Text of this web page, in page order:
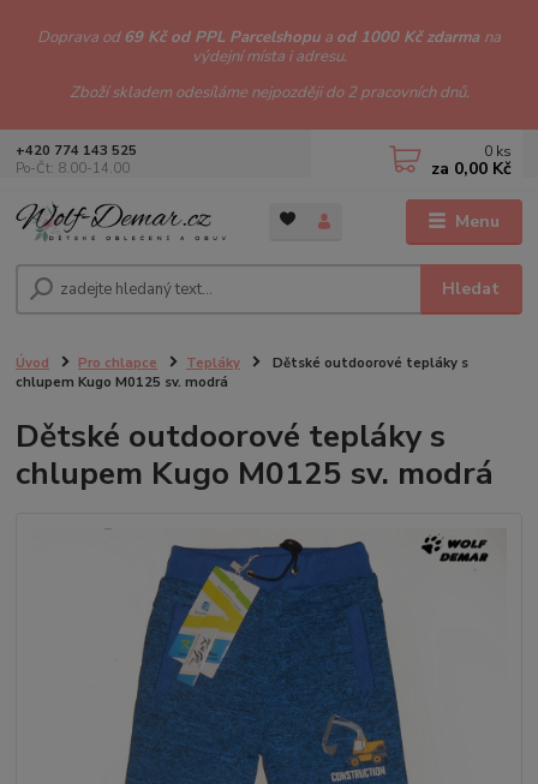
Doprava od69 Kč od PPL Parcelshopu a od 1000 Kč zdarma na
výdejní místa i adresu.
Zboží skladem odesíláme nejpozději do 2 pracovních dnů.
Menu
Hledat
+420 774 143 525
Po-Čt: 8.00-14.00
0 ks
za 0,00 Kč
Úvod Pro chlapce Tepláky
Dětské outdoorové tepláky s
chlupem Kugo M0125 sv. modrá
Dětské outdoorové tepláky s
chlupem Kugo M0125 sv. modrá